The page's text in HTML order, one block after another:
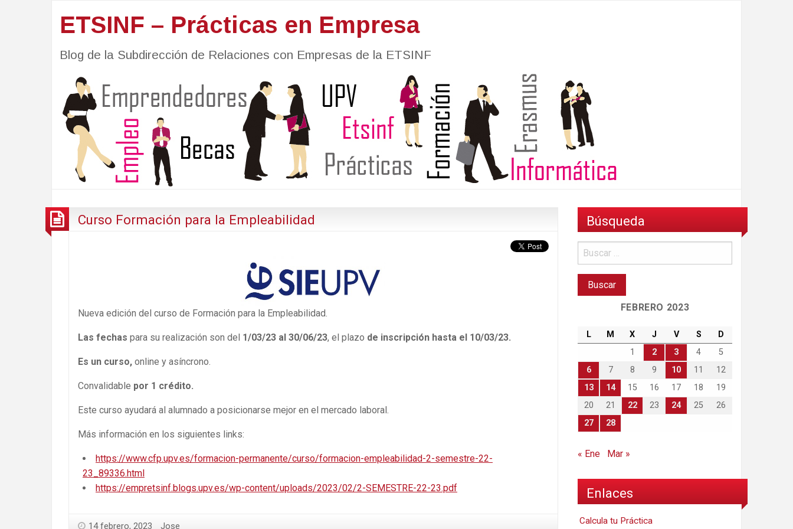
ETSINF – Prácticas en Empresa
Blog de la Subdirección de Relaciones con Empresas de la ETSINF
Curso Formación para la Empleabilidad
Nueva edición del curso de Formación para la Empleabilidad.
Las fechas para su realización son del 1/03/23 al 30/06/23, el plazo de inscripción hasta el 10/03/23.
Es un curso, online y asíncrono.
Convalidable por 1 crédito.
Este curso ayudará al alumnado a posicionarse mejor en el mercado laboral.
Más información en los siguientes links:
https://www.cfp.upv.es/formacion-permanente/curso/formacion-empleabilidad-2-semestre-22-
23_89336.html
https://empretsinf.blogs.upv.es/wp-content/uploads/2023/02/2-SEMESTRE-22-23.pdf
14 febrero, 2023 Jose
Búsqueda
FEBRERO 2023
L M X J V S
D
1
2 3 4
5
6
7 8 9 10 11
12
13
14 15 16 17 18
19
20
21 22 23 24 25
26
27
28
« Ene Mar »
Enlaces
Calcula tu Práctica